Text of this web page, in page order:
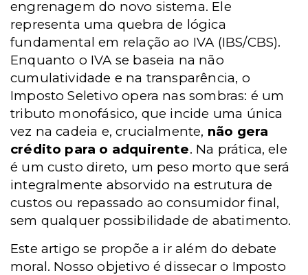
engrenagem do novo sistema. Ele
representa uma quebra de lógica
fundamental em relação ao IVA (IBS/CBS).
Enquanto o IVA se baseia na não
cumulatividade e na transparência, o
Imposto Seletivo opera nas sombras: é um
tributo monofásico, que incide uma única
vez na cadeia e, crucialmente, não gera
crédito para o adquirente. Na prática, ele
é um custo direto, um peso morto que será
integralmente absorvido na estrutura de
custos ou repassado ao consumidor final,
sem qualquer possibilidade de abatimento.
Este artigo se propõe a ir além do debate
moral. Nosso objetivo é dissecar o Imposto